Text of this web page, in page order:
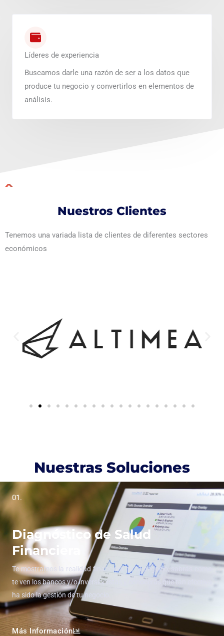
Líderes de experiencia
Buscamos darle una razón de ser a los datos que
produce tu negocio y convertirlos en elementos de
análisis.
Nuestros Clientes
Tenemos una variada lista de clientes de diferentes sectores
económicos
Nuestras Soluciones
01.
Diagnóstico de Salud
Financiera
Te mostramos la realidad financiera de tu negocio, sabrás como
te ven los bancos y/o inversionistas y conocerás que tan efectiva
ha sido la gestión de tu negocio.
Más Información